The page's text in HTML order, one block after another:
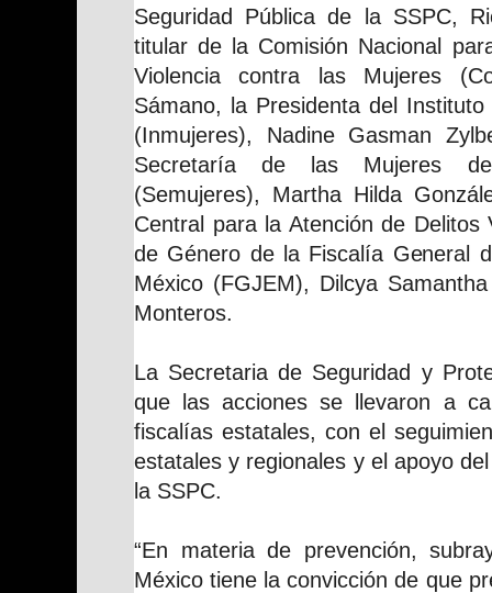
Seguridad Pública de la SSPC,
titular de la Comisión Nacional
Violencia contra las Mujeres
Sámano, la Presidenta del
(Inmujeres), Nadine Gasman
Secretaría de las Mujeres
(Semujeres), Martha Hilda
Central para la Atención de Delitos
de Género de la Fiscalía General
México (FGJEM), Dilcya
Monteros.
La Secretaria de Seguridad y
que las acciones se llevaron a
fiscalías estatales, con el
estatales y regionales y el apoyo
la SSPC.
“En materia de prevención,
México tiene la convicción de que